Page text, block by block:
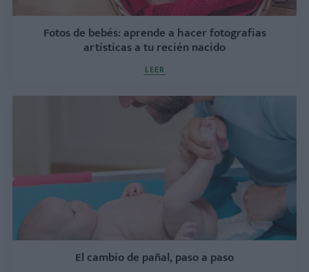
Fotos de bebés: aprende a hacer fotografías
artísticas a tu recién nacido
LEER
El cambio de pañal, paso a paso